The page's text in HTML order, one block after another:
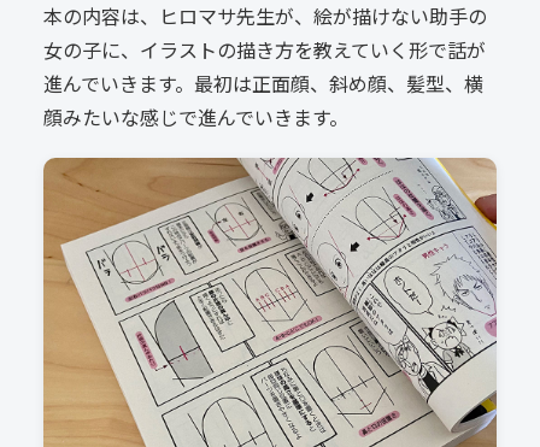
本の内容は、ヒロマサ先生が、絵が描けない助手の
女の子に、イラストの描き方を教えていく形で話が
進んでいきます。最初は正面顔、斜め顔、髪型、横
顔みたいな感じで進んでいきます。